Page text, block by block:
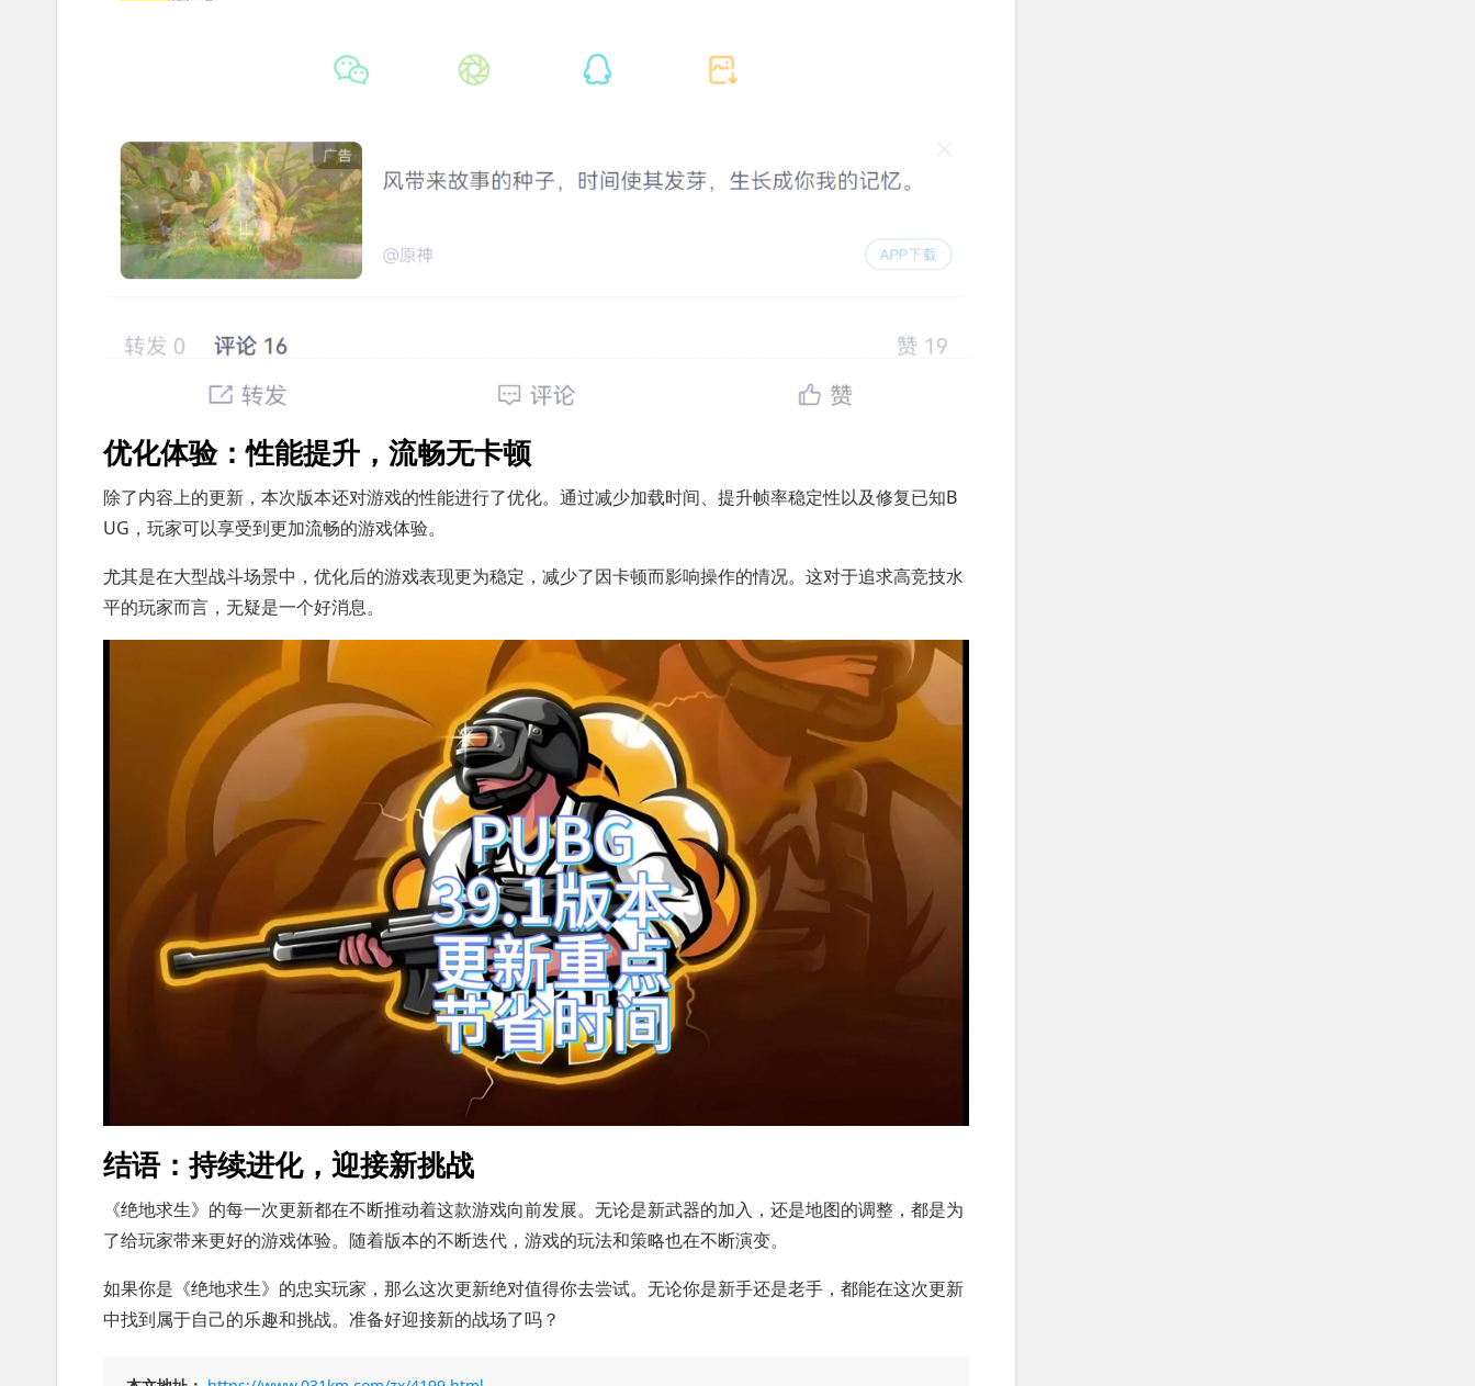
优化体验：性能提升，流畅无卡顿
除了内容上的更新，本次版本还对游戏的性能进行了优化。通过减少加载时间、提升帧率稳定性以及修复已知B
UG，玩家可以享受到更加流畅的游戏体验。
尤其是在大型战斗场景中，优化后的游戏表现更为稳定，减少了因卡顿而影响操作的情况。这对于追求高竞技水
平的玩家而言，无疑是一个好消息。
结语：持续进化，迎接新挑战
《绝地求生》的每一次更新都在不断推动着这款游戏向前发展。无论是新武器的加入，还是地图的调整，都是为
了给玩家带来更好的游戏体验。随着版本的不断迭代，游戏的玩法和策略也在不断演变。
如果你是《绝地求生》的忠实玩家，那么这次更新绝对值得你去尝试。无论你是新手还是老手，都能在这次更新
中找到属于自己的乐趣和挑战。准备好迎接新的战场了吗？